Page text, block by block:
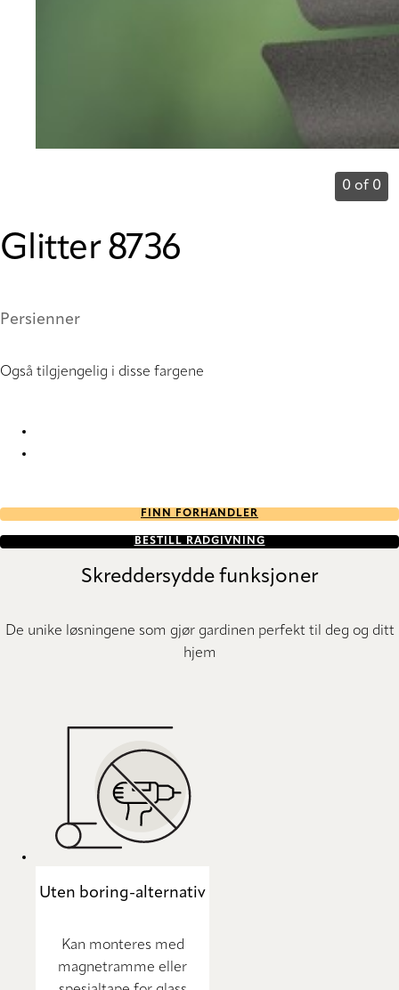
0 of 0
Glitter 8736
Persienner
Også tilgjengelig i disse fargene
FINN FORHANDLER
BESTILL RÅDGIVNING
Skreddersydde funksjoner
De unike løsningene som gjør gardinen perfekt til deg og ditt
hjem
Uten boring-alternativ
Kan monteres med
magnetramme eller